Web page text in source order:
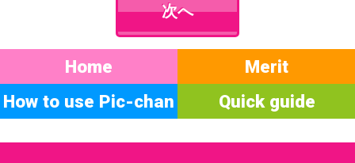
次へ
Home
Merit
How to use Pic-chan
Quick guide